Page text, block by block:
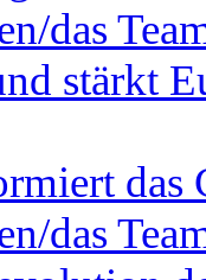
das
stärkt
das
das